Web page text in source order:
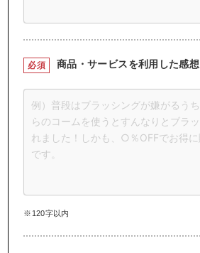
必須 商品・サービスを利用した感想
※120字以内